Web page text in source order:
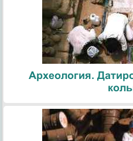
Археология.